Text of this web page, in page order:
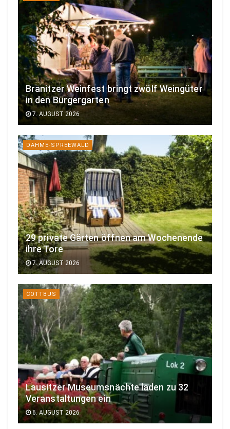
Branitzer Weinfest bringt zwölf Weingüter
in den Bürgergarten
7. AUGUST 2026
DAHME-SPREEWALD
29 private Gärten öffnen am Wochenende
ihre Tore
7. AUGUST 2026
COTTBUS
Lausitzer Museumsnächte laden zu 32
Veranstaltungen ein
6. AUGUST 2026